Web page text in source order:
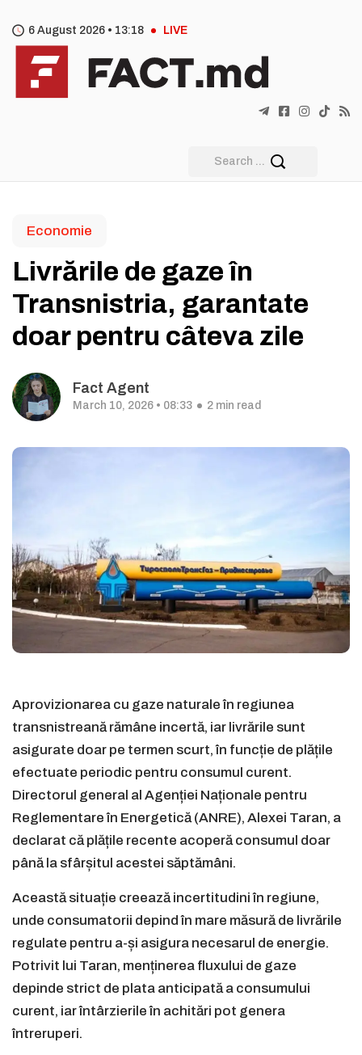
6 August 2026 • 13 18 LIVE
Economie
Livrările de gaze în
Transnistria, garantate
doar pentru câteva zile
Fact Agent
March 10, 2026 • 08:33 2 min read
Aprovizionarea cu gaze naturale în regiunea
transnistreană rămâne incertă, iar livrările sunt
asigurate doar pe termen scurt, în funcție de plățile
efectuate periodic pentru consumul curent.
Directorul general al Agenției Naționale pentru
Reglementare în Energetică (ANRE), Alexei Taran, a
declarat că plățile recente acoperă consumul doar
până la sfârșitul acestei săptămâni.
Această situație creează incertitudini în regiune,
unde consumatorii depind în mare măsură de livrările
regulate pentru a-și asigura necesarul de energie.
Potrivit lui Taran, menținerea fluxului de gaze
depinde strict de plata anticipată a consumului
curent, iar întârzierile în achitări pot genera
întreruperi.